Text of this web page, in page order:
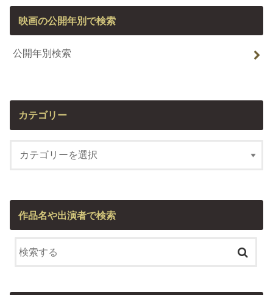
映画の公開年別で検索
公開年別検索
カテゴリー
作品名や出演者で検索